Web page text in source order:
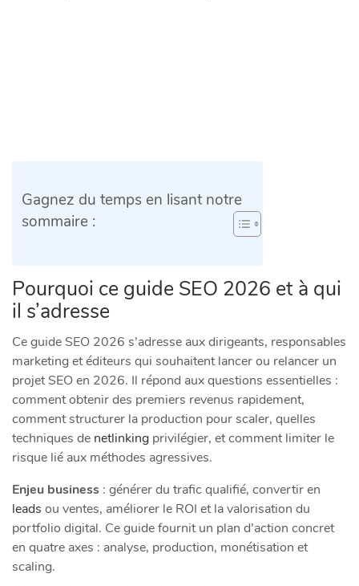
Gagnez du temps en lisant notre
sommaire :
Pourquoi ce guide SEO 2026 et à qui
il s’adresse
Ce guide SEO 2026 s’adresse aux dirigeants, responsables
marketing et éditeurs qui souhaitent lancer ou relancer un
projet SEO en 2026. Il répond aux questions essentielles :
comment obtenir des premiers revenus rapidement,
comment structurer la production pour scaler, quelles
techniques de netlinking privilégier, et comment limiter le
risque lié aux méthodes agressives.
Enjeu business : générer du trafic qualifié, convertir en
leads ou ventes, améliorer le ROI et la valorisation du
portfolio digital. Ce guide fournit un plan d’action concret
en quatre axes : analyse, production, monétisation et
scaling.